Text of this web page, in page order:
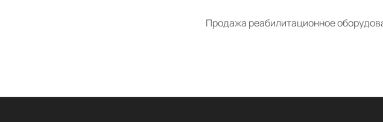
Продажа реабилитационное